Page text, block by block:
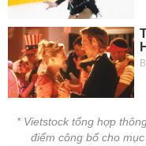
* Vietstock tổng hợp
điểm công bố cho